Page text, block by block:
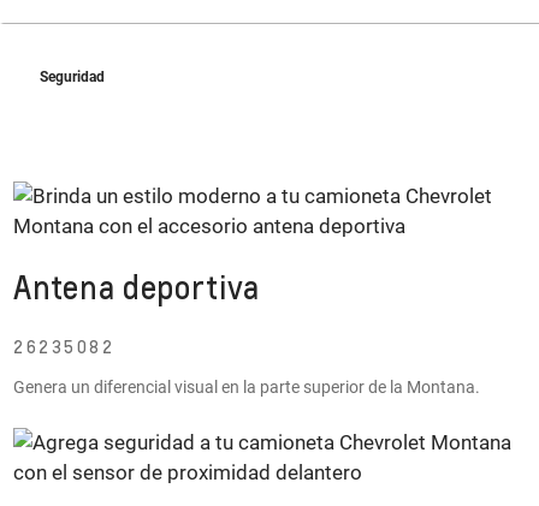
Seguridad
Antena deportiva
26235082
Genera un diferencial visual en la parte superior de la Montana.